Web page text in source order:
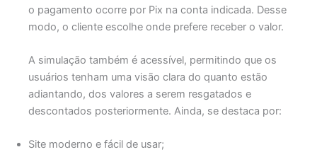
o pagamento ocorre por Pix na conta indicada. Desse
modo, o cliente escolhe onde prefere receber o valor.
A simulação também é acessível, permitindo que os
usuários tenham uma visão clara do quanto estão
adiantando, dos valores a serem resgatados e
descontados posteriormente. Ainda, se destaca por:
Site moderno e fácil de usar;